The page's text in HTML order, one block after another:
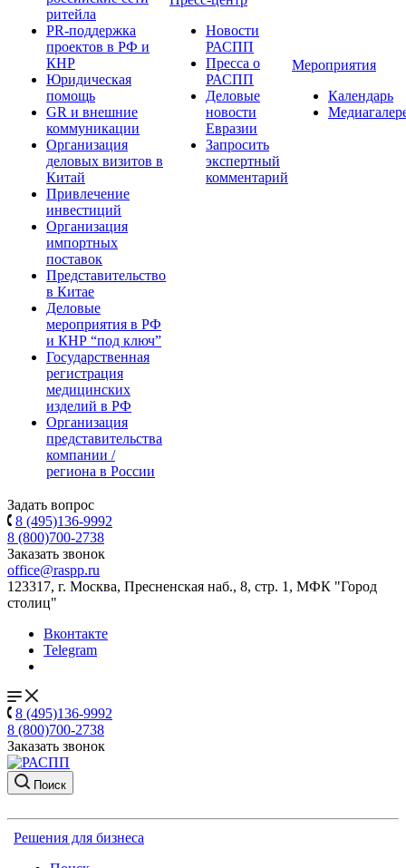
ритейла
PR-поддержка
проектов в РФ и
КНР
Юридическая
помощь
GR и внешние
коммуникации
Организация
деловых визитов в
Китай
Привлечение
инвестиций
Организация
импортных
поставок
Представительство
в Китае
Деловые
мероприятия в РФ
и КНР “под ключ”
Государственная
регистрация
медицинских
изделий в РФ
Организация
представительства
компании /
региона в России
Новости
РАСПП
Пресса о
РАСПП
Деловые
новости
Евразии
Запросить
экспертный
комментарий
Мероприятия
Календарь
Задать вопрос
8 (495)136-9992
8 (800)700-2738
Заказать звонок
office@raspp.ru
123317, г. Москва, Пресненская наб., 8, стр. 1, МФК "Город
столиц"
Вконтакте
Telegram
8 (495)136-9992
8 (800)700-2738
Заказать звонок
Поиск
Решения для бизнеса